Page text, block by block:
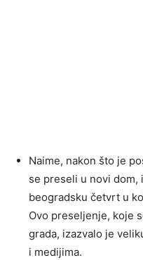
Naime, nakon što je
se preseli u novi dom,
beogradsku četvrt u
Ovo preseljenje, koje
grada, izazvalo je
i medijima.